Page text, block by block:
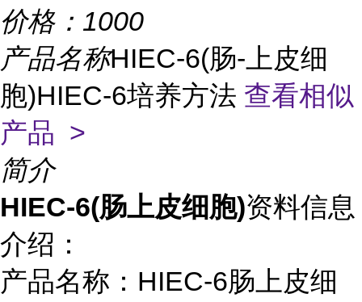
价格： 1000
产品名称HIEC-6(肠-上皮细
胞)HIEC-6培养方法 查看相似
产品 >
简介
HIEC-6(肠上皮细胞)资料信息
介绍：
产品名称：HIEC-6肠上皮细